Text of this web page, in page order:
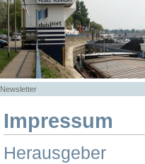
Newsletter
Impressum
Herausgeber